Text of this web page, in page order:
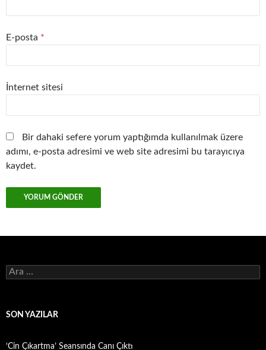
E-posta *
İnternet sitesi
Bir dahaki sefere yorum yaptığımda kullanılmak üzere
adımı, e-posta adresimi ve web site adresimi bu tarayıcıya
kaydet.
Arama:
SON YAZILAR
‘Cin Çıkartma’ Seansında Canı Çıktı